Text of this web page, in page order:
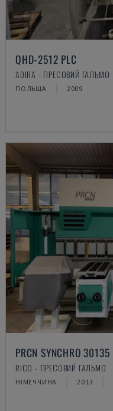
QHD-2512 PLC
ADIRA - ПРЕСОВИЙ ГАЛЬМО
ПОЛЬЩА 2009
PRCN SYNCHRO 30135
RICO - ПРЕСОВИЙ ГАЛЬМО
НІМЕЧЧИНА 2013